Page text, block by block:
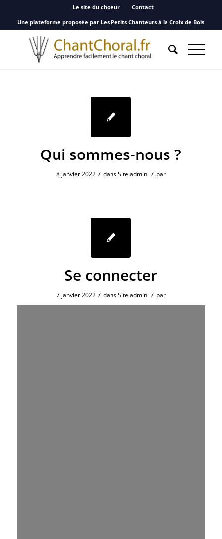
Le site du choeur
Contact
Une plateforme proposée par Les Petits Chanteurs à la Croix de Bois
Qui sommes-nous ?
8 janvier 2022 / dansSite admin / par
Se connecter
7 janvier 2022 / dansSite admin / par